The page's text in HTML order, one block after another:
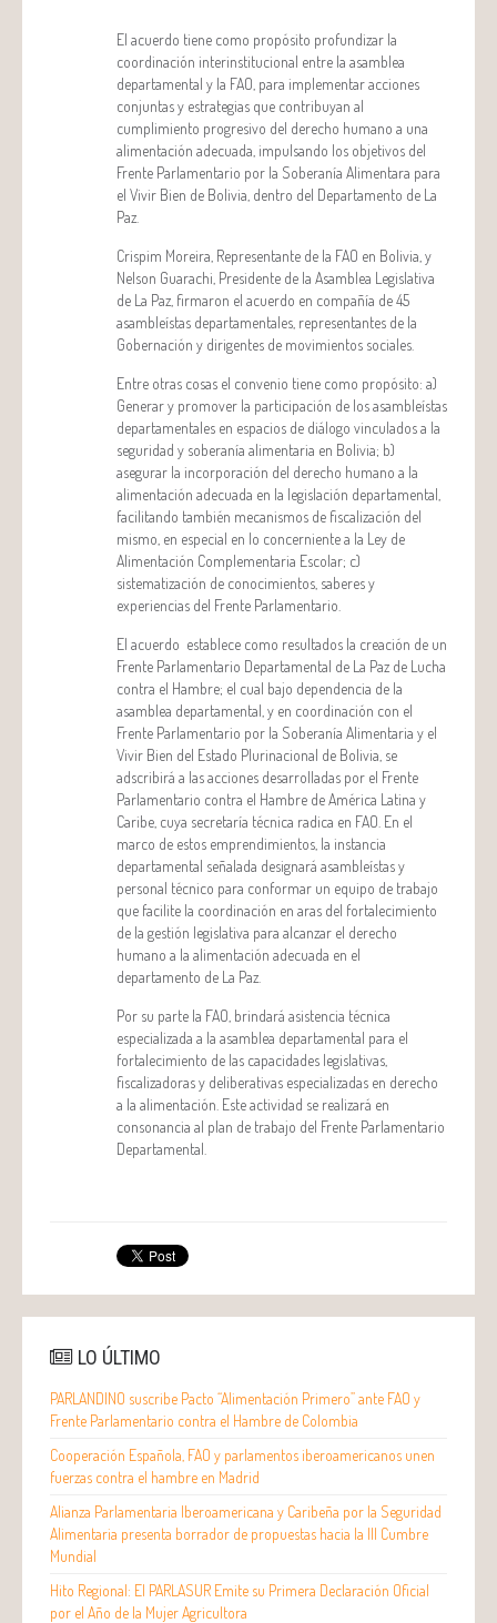
El acuerdo tiene como propósito profundizar la
coordinación interinstitucional entre la asamblea
departamental y la FAO, para implementar acciones
conjuntas y estrategias que contribuyan al
cumplimiento progresivo del derecho humano a una
alimentación adecuada, impulsando los objetivos del
Frente Parlamentario por la Soberanía Alimentara para
el Vivir Bien de Bolivia, dentro del Departamento de La
Paz.
Crispim Moreira, Representante de la FAO en Bolivia, y
Nelson Guarachi, Presidente de la Asamblea Legislativa
de La Paz, firmaron el acuerdo en compañía de 45
asambleístas departamentales, representantes de la
Gobernación y dirigentes de movimientos sociales.
Entre otras cosas el convenio tiene como propósito: a)
Generar y promover la participación de los asambleístas
departamentales en espacios de diálogo vinculados a la
seguridad y soberanía alimentaria en Bolivia; b)
asegurar la incorporación del derecho humano a la
alimentación adecuada en la legislación departamental,
facilitando también mecanismos de fiscalización del
mismo, en especial en lo concerniente a la Ley de
Alimentación Complementaria Escolar; c)
sistematización de conocimientos, saberes y
experiencias del Frente Parlamentario.
El acuerdo establece como resultados la creación de un
Frente Parlamentario Departamental de La Paz de Lucha
contra el Hambre; el cual bajo dependencia de la
asamblea departamental, y en coordinación con el
Frente Parlamentario por la Soberanía Alimentaria y el
Vivir Bien del Estado Plurinacional de Bolivia, se
adscribirá a las acciones desarrolladas por el Frente
Parlamentario contra el Hambre de América Latina y
Caribe, cuya secretaría técnica radica en FAO. En el
marco de estos emprendimientos, la instancia
departamental señalada designará asambleístas y
personal técnico para conformar un equipo de trabajo
que facilite la coordinación en aras del fortalecimiento
de la gestión legislativa para alcanzar el derecho
humano a la alimentación adecuada en el
departamento de La Paz.
Por su parte la FAO, brindará asistencia técnica
especializada a la asamblea departamental para el
fortalecimiento de las capacidades legislativas,
fiscalizadoras y deliberativas especializadas en derecho
a la alimentación. Este actividad se realizará en
consonancia al plan de trabajo del Frente Parlamentario
Departamental.
LO ÚLTIMO
PARLANDINO suscribe Pacto “Alimentación Primero” ante FAO y
Frente Parlamentario contra el Hambre de Colombia
Cooperación Española, FAO y parlamentos iberoamericanos unen
fuerzas contra el hambre en Madrid
Alianza Parlamentaria Iberoamericana y Caribeña por la Seguridad
Alimentaria presenta borrador de propuestas hacia la III Cumbre
Mundial
Hito Regional: El PARLASUR Emite su Primera Declaración Oficial
por el Año de la Mujer Agricultora